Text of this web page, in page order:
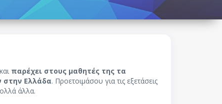
παρέχει στους μαθητές της τα
στην Ελλάδα. Προετοιμάσου για τις εξετάσεις
άλλα.